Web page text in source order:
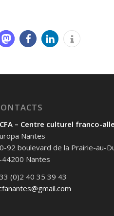
– Centre culturel franco-
Nantes
92 boulevard de la Prairie-au-
44200 Nantes
(0)2 40 35 39 43